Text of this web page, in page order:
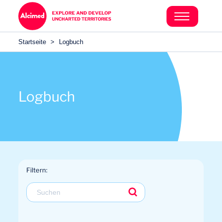
Search in content
Search in content
Startseite > Logbuch
Logbuch
Filtern: